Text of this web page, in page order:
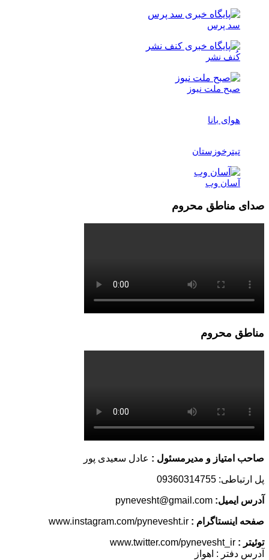
سد پرس
کُنف نشر
صبح ملت نیوز
هوای بانا
تیترخوزستان
آسان وب
صدای مناطق محروم
مناطق محروم
صاحب امتیاز و مدیرمسئول : عادل سعیدی پور
پل ارتباطی: 09360314755
آدرس ایمیل:
صفحه اینستاگرام :
توئیتر :
آدرس دفتر : اهواز